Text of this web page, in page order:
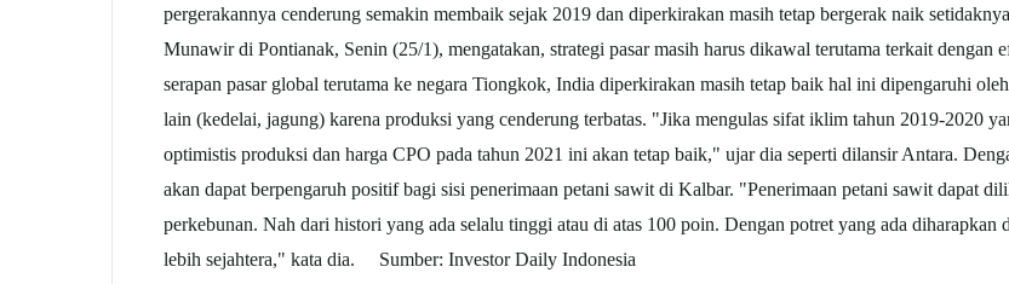
pergerakannya cenderung semakin membaik sejak 2019 dan diperkirakan masih tetap bergerak naik
Munawir di Pontianak, Senin (25/1), mengatakan, strategi pasar masih harus dikawal terutama terkait
serapan pasar global terutama ke negara Tiongkok, India diperkirakan masih tetap baik hal ini dipengaruhi
lain (kedelai, jagung) karena produksi yang cenderung terbatas. "Jika mengulas sifat iklim tahun 2019-2020
optimistis produksi dan harga CPO pada tahun 2021 ini akan tetap baik," ujar dia seperti dilansir Antara.
akan dapat berpengaruh positif bagi sisi penerimaan petani sawit di Kalbar. "Penerimaan petani sawit dapat
perkebunan. Nah dari histori yang ada selalu tinggi atau di atas 100 poin. Dengan potret yang ada diharapkan
lebih sejahtera," kata dia. Sumber: Investor Daily Indonesia